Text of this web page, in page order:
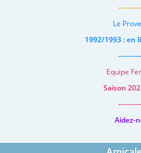
Le
1992/1993 : en
Equipe
Saison
Aidez-